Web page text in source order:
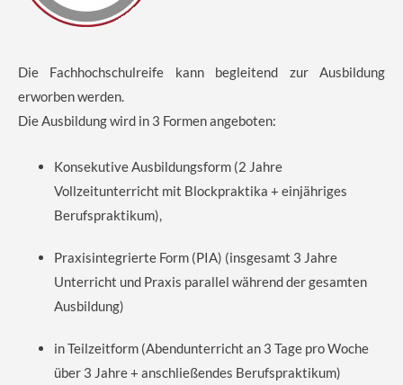
Die Fachhochschulreife kann begleitend zur Ausbildung
erworben werden.
Die Ausbildung wird in 3 Formen angeboten:
Konsekutive Ausbildungsform (2 Jahre
Vollzeitunterricht mit Blockpraktika + einjähriges
Berufspraktikum),
Praxisintegrierte Form (PIA) (insgesamt 3 Jahre
Unterricht und Praxis parallel während der gesamten
Ausbildung)
in Teilzeitform (Abendunterricht an 3 Tage pro Woche
über 3 Jahre + anschließendes Berufspraktikum)